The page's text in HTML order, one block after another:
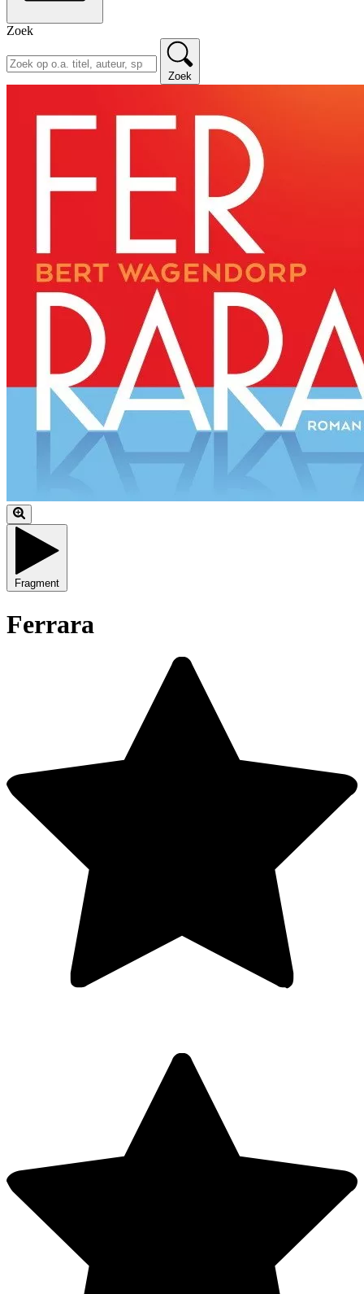
Zoek
Zoek
Fragment
Ferrara